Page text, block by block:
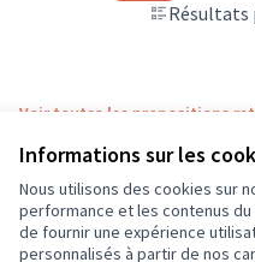
Informations sur les
Nous utilisons des cookies sur
performance et les contenus
de fournir une expérience
personnalisés à partir de nos
Résultats
Voir toutes les propositions
Conditions d'utilisation
Paramètres des cookies
CD37 sur XCD37 sur Facebook
CD37 sur Instagram
CD37 sur